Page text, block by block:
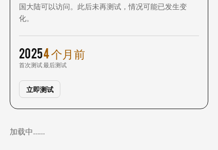
国大陆可以访问。此后未再测试，情况可能已发生变
化。
2025
首次测试
4 个月前
最后测试
立即测试
加载中……